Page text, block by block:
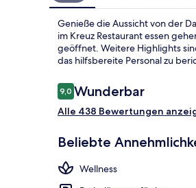
Genieße die Aussicht von der
im Kreuz Restaurant essen
geöffnet. Weitere Highlights
das hilfsbereite Personal zu
Bewertungen
9,09,0 von 10.
Wunderbar
Alle 438 Bewertungen
Beliebte
Wellness